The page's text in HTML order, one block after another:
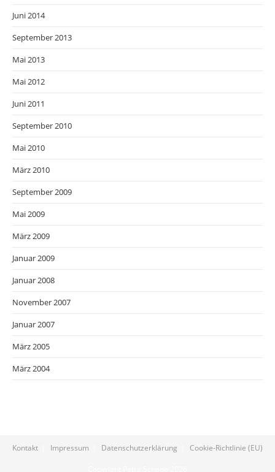
Juni 2014
September 2013
Mai 2013
Mai 2012
Juni 2011
September 2010
Mai 2010
März 2010
September 2009
Mai 2009
März 2009
Januar 2009
Januar 2008
November 2007
Januar 2007
März 2005
März 2004
Kontakt Impressum Datenschutzerklärung Cookie-Richtlinie (EU)